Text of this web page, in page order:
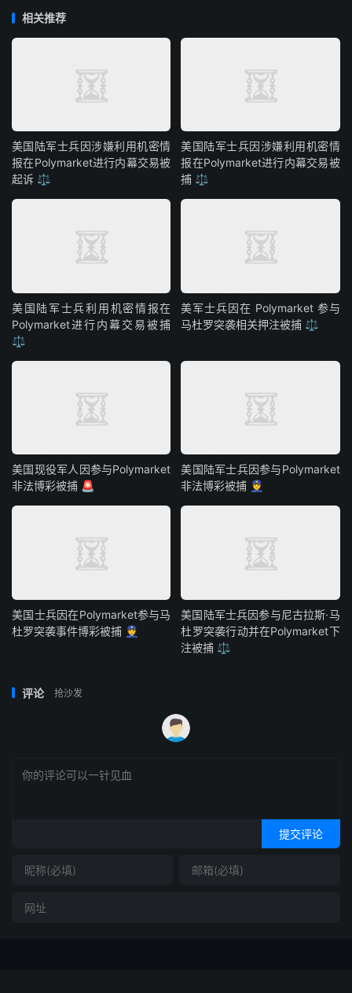
相关推荐
美国陆军士兵因涉嫌利用机密情
报在Polymarket进行内幕交易被
起诉 ⚖️
美国陆军士兵因涉嫌利用机密情
报在Polymarket进行内幕交易被
捕 ⚖️
美国陆军士兵利用机密情报在
Polymarket进行内幕交易被捕
⚖️
美军士兵因在 Polymarket 参与
马杜罗突袭相关押注被捕 ⚖️
美国现役军人因参与Polymarket
非法博彩被捕 🚨
美国陆军士兵因参与Polymarket
非法博彩被捕 👮
美国士兵因在Polymarket参与马
杜罗突袭事件博彩被捕 👮
美国陆军士兵因参与尼古拉斯·马
杜罗突袭行动并在Polymarket下
注被捕 ⚖️
评论 抢沙发
提交评论